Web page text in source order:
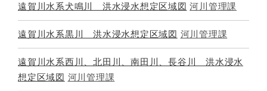
遠賀川水系犬鳴川 洪水浸水想定区域図 河川管理課
遠賀川水系黒川 洪水浸水想定区域図 河川管理課
遠賀川水系西川、北田川、南田川、長谷川 洪水浸水
想定区域図 河川管理課